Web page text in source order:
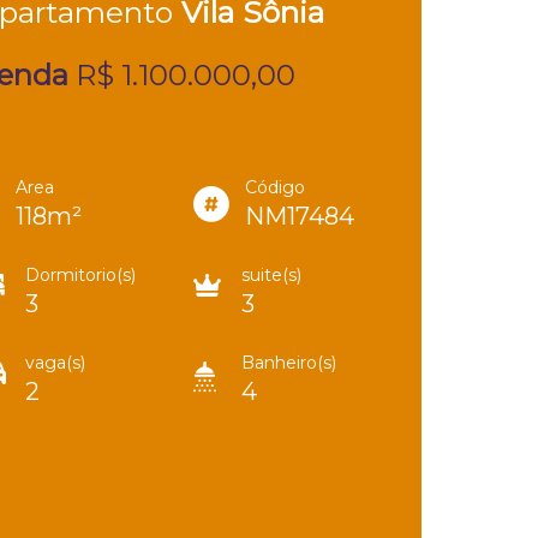
Vila Sônia
R$ 1.100.000,00
Area
118m²
Código
NM17484
Dormitorio(s)
3
suite(s)
3
vaga(s)
2
Banheiro(s)
4